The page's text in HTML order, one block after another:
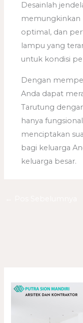
Desainlah
memungkinkan
optimal, dan
lampu yang
untuk kondisi
Dengan
Anda dapat
Tarutung
hanya
menciptakan
bagi keluarga
keluarga besar.